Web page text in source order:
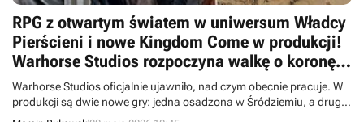
RPG z otwartym światem w uniwersum Władcy
Pierścieni i nowe Kingdom Come w produkcji!
Warhorse Studios rozpoczyna walkę o koronę
RPG
Warhorse Studios oficjalnie ujawniło, nad czym obecnie pracuje. W
produkcji są dwie nowe gry: jedna osadzona w Śródziemiu, a druga
w uniwersum Kingdom Come.